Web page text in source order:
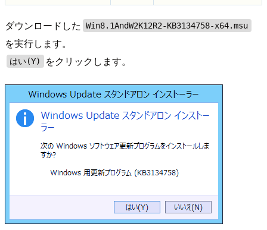
ダウンロードした Win8.1AndW2K12R2-KB3134758-x64.msu
を実行します。
はい(Y) をクリックします。